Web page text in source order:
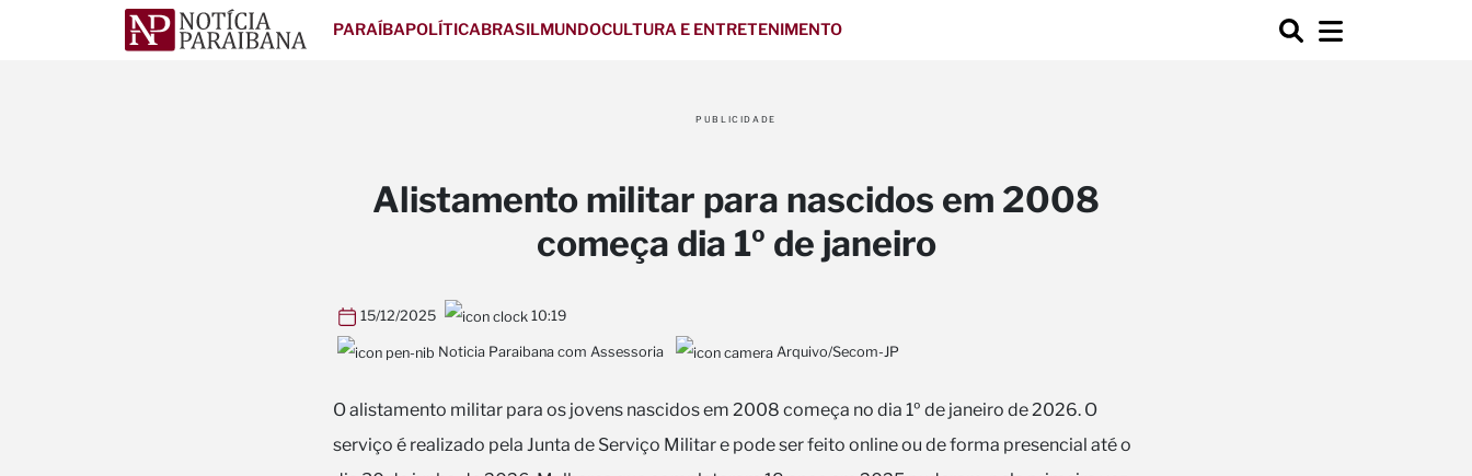
PARAÍBAPOLÍTICABRASILMUNDOCULTURA E ENTRETENIMENTO
PUBLICIDADE
Alistamento militar para nascidos em 2008
começa dia 1º de janeiro
15/12/2025 10:19
Noticia Paraibana com Assessoria Arquivo/Secom-JP
O alistamento militar para os jovens nascidos em 2008 começa no dia 1º de janeiro de 2026. O
serviço é realizado pela Junta de Serviço Militar e pode ser feito online ou de forma presencial até o